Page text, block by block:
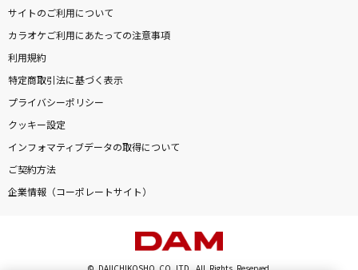
サイトのご利用について
カラオケご利用にあたっての注意事項
利用規約
特定商取引法に基づく表示
プライバシーポリシー
クッキー設定
インフォマティブデータの取得について
ご契約方法
企業情報（コーポレートサイト）
© DAIICHIKOSHO CO.,LTD. All Rights Reserved.